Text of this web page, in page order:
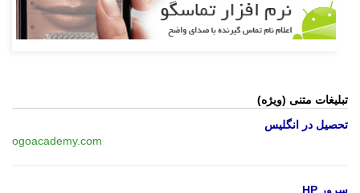
تبلیغات متنی (ویژه)
تحصیل در انگلیس
ogoacademy.com
سرور HP